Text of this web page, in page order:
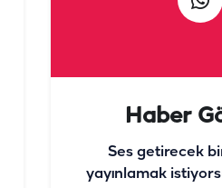
Haber
Ses getirecek
yayınlamak